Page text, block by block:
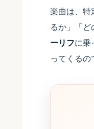
楽曲は、特
るか」「ど
ーリフに乗
ってくるの